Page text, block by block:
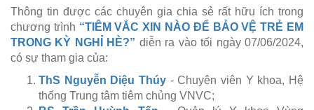
Thông tin được các chuyên gia chia sẻ rất hữu ích trong
chương trình “TIÊM VẮC XIN NÀO ĐỂ BẢO VỆ TRẺ EM
TRONG KỲ NGHỈ HÈ?” diễn ra vào tối ngày 07/06/2024,
có sự tham gia của:
ThS Nguyễn Diệu Thúy - Chuyên viên Y khoa, Hệ
thống Trung tâm tiêm chủng VNVC;